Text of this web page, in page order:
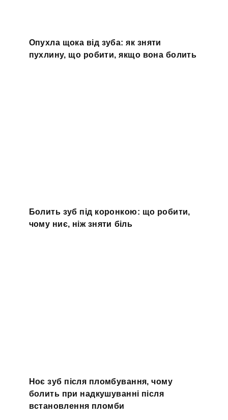
Опухла щока від зуба: як зняти
пухлину, що робити, якщо вона болить
Болить зуб під коронкою: що робити,
чому ниє, ніж зняти біль
Ноє зуб після пломбування, чому
болить при надкушуванні після
встановлення пломби